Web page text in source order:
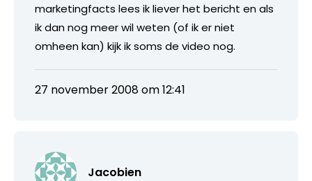
marketingfacts lees ik liever het bericht en als
ik dan nog meer wil weten (of ik er niet
omheen kan) kijk ik soms de video nog.
27 november 2008 om 12:41
Jacobien